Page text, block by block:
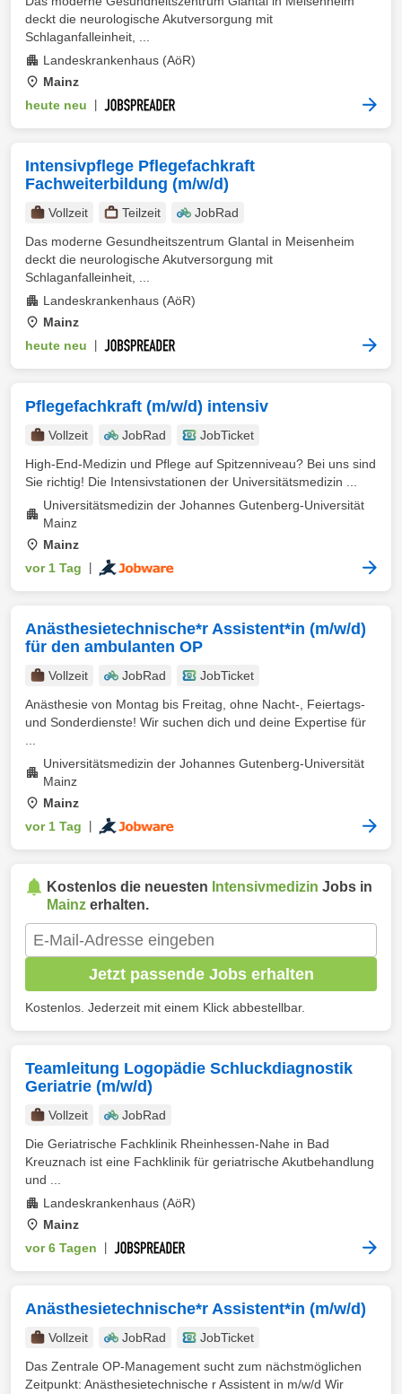
deckt die neurologische Akutversorgung mit
Schlaganfalleinheit, ...
Landeskrankenhaus (AöR)
Mainz
heute neu
Intensivpflege Pflegefachkraft
Fachweiterbildung (m/w/d)
Vollzeit Teilzeit
JobRad
Das moderne Gesundheitszentrum Glantal in Meisenheim
deckt die neurologische Akutversorgung mit
Schlaganfalleinheit, ...
Landeskrankenhaus (AöR)
Mainz
heute neu
Pflegefachkraft (m/w/d) intensiv
Vollzeit JobRad
JobTicket
High-End-Medizin und Pflege auf Spitzenniveau? Bei uns sind
Sie richtig! Die Intensivstationen der Universitätsmedizin ...
Universitätsmedizin der Johannes Gutenberg-Universität
Mainz
Mainz
vor 1 Tag
Anästhesietechnische*r Assistent*in (m/w/d)
für den ambulanten OP
Vollzeit JobRad
JobTicket
Anästhesie von Montag bis Freitag, ohne Nacht-, Feiertags-
und Sonderdienste! Wir suchen dich und deine Expertise für
Universitätsmedizin der Johannes Gutenberg-Universität
Mainz
Mainz
vor 1 Tag
Kostenlos die neuesten Intensivmedizin Jobs in
Mainz erhalten.
Jetzt passende Jobs erhalten
Kostenlos. Jederzeit mit einem Klick abbestellbar.
Teamleitung Logopädie Schluckdiagnostik
Geriatrie (m/w/d)
Vollzeit
JobRad
Die Geriatrische Fachklinik Rheinhessen-Nahe in Bad
Kreuznach ist eine Fachklinik für geriatrische Akutbehandlung
und ...
Landeskrankenhaus (AöR)
Mainz
vor 6 Tagen
Anästhesietechnische*r Assistent*in (m/w/d)
Vollzeit JobRad
JobTicket
Das Zentrale OP-Management sucht zum nächstmöglichen
Zeitpunkt: Anästhesietechnische r Assistent in m/w/d Wir